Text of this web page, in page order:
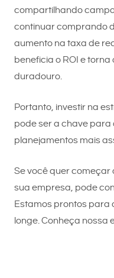
compartilhando
continuar comprando
aumento na taxa de
beneficia o ROI e
duradouro.
Portanto, investir na
pode ser a chave para
planejamentos mais
Se você quer
sua empresa, pode
Estamos prontos para
longe. Conheça nossa